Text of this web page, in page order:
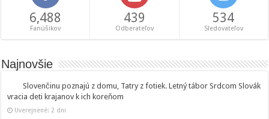
6,488
Fanúšikov
439
Odberateľov
534
Sledovateľov
Najnovšie
Slovenčinu poznajú z domu, Tatry z fotiek. Letný tábor Srdcom Slovák
vracia deti krajanov k ich koreňom
Uverejnené: 2 dni